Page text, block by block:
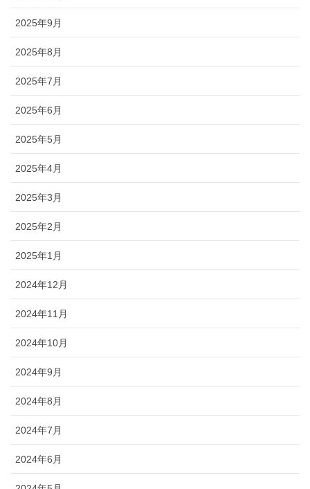
2025年9月
2025年8月
2025年7月
2025年6月
2025年5月
2025年4月
2025年3月
2025年2月
2025年1月
2024年12月
2024年11月
2024年10月
2024年9月
2024年8月
2024年7月
2024年6月